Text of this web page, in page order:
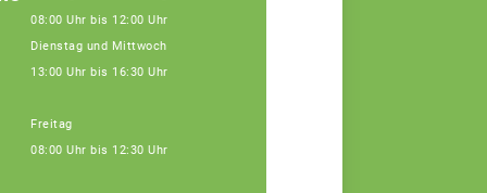
08:00 Uhr bis 12:00 Uhr
Dienstag und Mittwoch
13:00 Uhr bis 16:30 Uhr
Freitag
08:00 Uhr bis 12:30 Uhr